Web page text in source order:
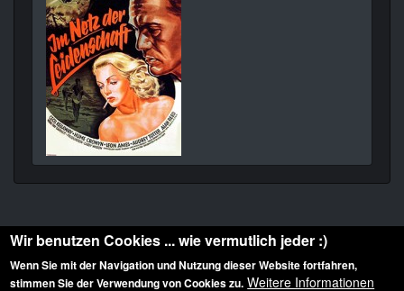
Diese Website ist urheberrechtlich geschützt: © 2010-2026 der Film Noir de. Alle
Wir benutzen Cookies ... wie vermutlich jeder :)
Wenn Sie mit der Navigation und Nutzung dieser Website fortfahren,
stimmen Sie der Verwendung von Cookies zu. Weitere Informationen